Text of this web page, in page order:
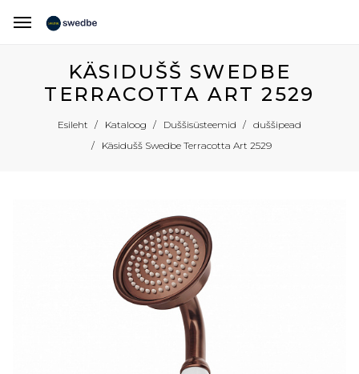
KÄSIDUŠŠ SWEDBE
TERRACOTTA ART 2529
Esileht Kataloog Duššisüsteemid
duššipead
Käsidušš Swedbe Terracotta Art 2529